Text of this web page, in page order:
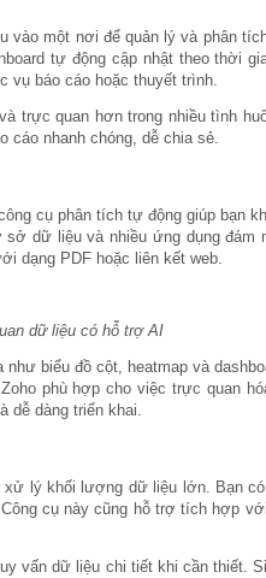
vào một nơi để quản lý và phân
tự động cập nhật theo thời
vụ báo cáo hoặc thuyết trình.
trực quan hơn trong nhiều tình
cáo nhanh chóng, dễ chia sẻ.
cụ phân tích tự động giúp bạn
dữ liệu và nhiều ứng dụng đám
dạng PDF hoặc liên kết web.
dữ liệu có hỗ trợ AI
biểu đồ cột, heatmap và
phù hợp cho việc trực quan
dễ dàng triển khai.
lý khối lượng dữ liệu lớn. Bạn
cụ này cũng hỗ trợ tích hợp
vấn dữ liệu chi tiết khi cần thiết.